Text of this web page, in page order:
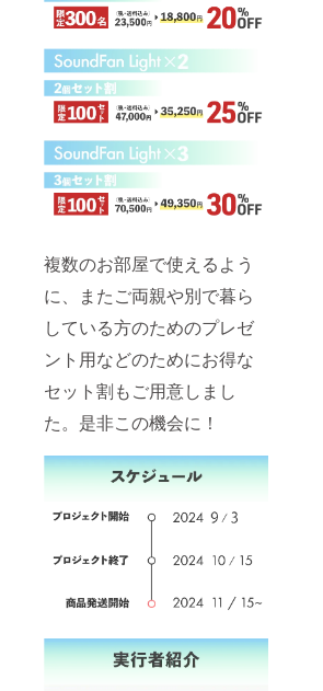
複数のお部屋で使えるよう
に、またご両親や別で暮ら
している方のためのプレゼ
ント用などのためにお得な
セット割もご用意しまし
た。是非この機会に！